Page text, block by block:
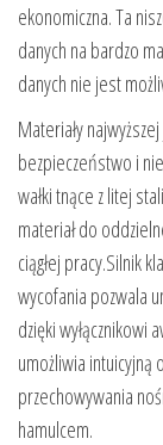
ekonomiczna. Ta
danych na bardzo
danych nie jest
Materiały
bezpieczeństwo i
wałki tnące z litej
materiał do
ciągłej pracy.Silnik
wycofania pozwala
dzięki wyłącznikowi
umożliwia intuicyjną
przechowywania
hamulcem.